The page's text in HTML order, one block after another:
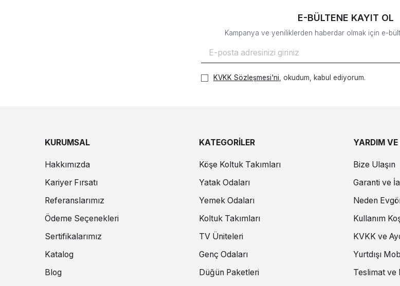
E-BÜLTENE KAYIT OL
Kampanya ve yeniliklerden haberdar olmak için e-
KVKK Sözleşmesi'ni , okudum, kabul ediyorum.
KURUMSAL
Hakkımızda
Kariyer Fırsatı
Referanslarımız
Ödeme Seçenekleri
Sertifikalarımız
Katalog
Blog
KATEGORİLER
Köşe Koltuk Takımları
Yatak Odaları
Yemek Odaları
Koltuk Takımları
TV Üniteleri
Genç Odaları
Düğün Paketleri
YARDIM
Bize Ulaşın
Garanti ve
Neden
Kullanım
KVKK ve
Yurtdışı
Teslimat ve